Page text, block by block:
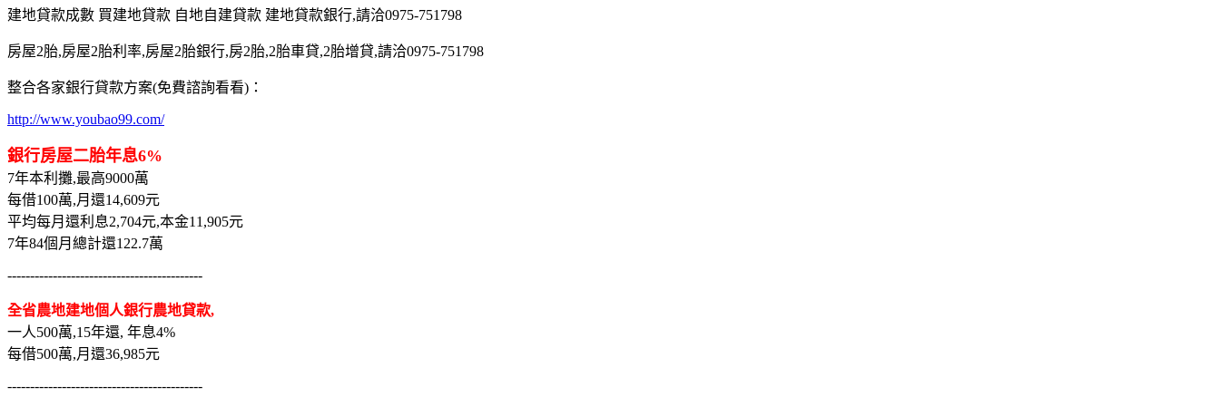
建地貸款成數 買建地貸款 自地自建貸款 建地貸款銀行,請洽0975-751798
房屋2胎,房屋2胎利率,房屋2胎銀行,房2胎,2胎車貸,2胎增貸,請洽0975-751798
整合各家銀行貸款方案(免費諮詢看看)：
http://www.youbao99.com/
銀行房屋二胎年息6%
7年本利攤,最高9000萬
每借100萬,月還14,609元
平均每月還利息2,704元,本金11,905元
7年84個月總計還122.7萬
-------------------------------------------
全省農地建地個人銀行農地貸款,
一人500萬,15年還, 年息4%
每借500萬,月還36,985元
-------------------------------------------